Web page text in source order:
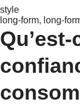
style
long-form, long-